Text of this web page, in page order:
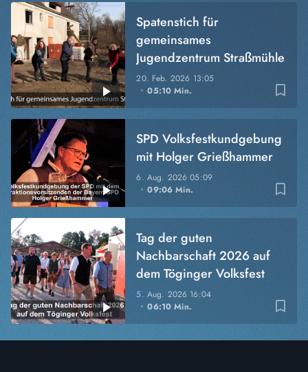
bookmark_border
20. Feb. 2026 13:05
05:10 Min.
Spatenstich für
gemeinsames
Jugendzentrum Straßmühle
bookmark_border
6. Aug. 202605:09
09:06 Min.
SPD Volksfestkundgebung
mit Holger Grießhammer
bookmark_border
5. Aug. 2026 16:04
06:10 Min.
Tag der guten
Nachbarschaft 2026 auf
dem Töginger Volksfest